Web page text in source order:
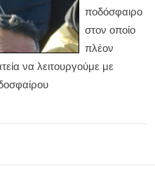
ποδόσφαιρο
στον οποίο
πλέον
να λειτουργούμε με